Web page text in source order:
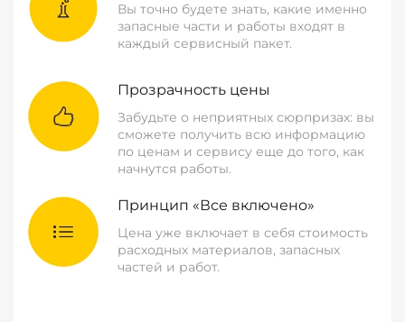
Вы точно будете знать, какие именно
запасные части и работы входят в
каждый сервисный пакет.
Прозрачность цены
Забудьте о неприятных сюрпризах: вы
сможете получить всю информацию
по ценам и сервису еще до того, как
начнутся работы.
Принцип «Все включено»
Цена уже включает в себя стоимость
расходных материалов, запасных
частей и работ.